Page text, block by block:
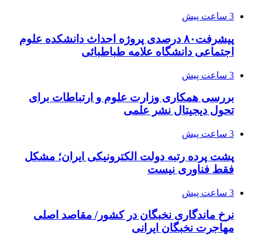
3 ساعت پیش
پیشرفت۸۰ درصدی پروژه احداث دانشکده علوم
اجتماعی دانشگاه علامه طباطبائی
3 ساعت پیش
بررسی همکاری وزارت علوم و ارتباطات برای
تحول دیجیتال نشر علمی
3 ساعت پیش
پشت پرده رتبه دولت الکترونیکی ایران؛ مشکل
فقط فناوری نیست
3 ساعت پیش
نرخ ماندگاری نخبگان در کشور/ مقاصد اصلی
مهاجرت نخبگان ایرانی